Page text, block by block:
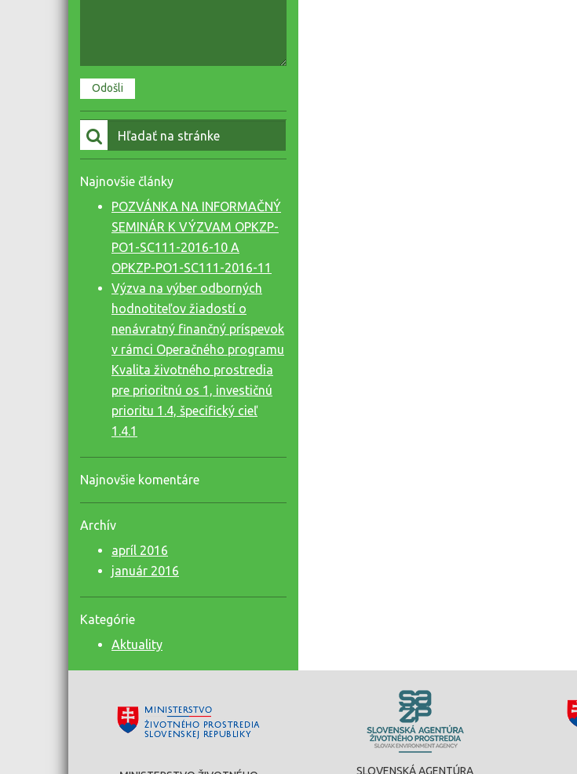
Vyhľadať:
Najnovšie články
POZVÁNKA NA INFORMAČNÝ
SEMINÁR K VÝZVAM OPKZP-
PO1-SC111-2016-10 A
OPKZP-PO1-SC111-2016-11
Výzva na výber odborných
hodnotiteľov žiadostí o
nenávratný finančný príspevok
v rámci Operačného programu
Kvalita životného prostredia
pre prioritnú os 1, investičnú
prioritu 1.4, špecifický cieľ
1.4.1
Najnovšie komentáre
Archív
apríl 2016
január 2016
Kategórie
Aktuality
SLOVENSKÁ AGENTÚRA